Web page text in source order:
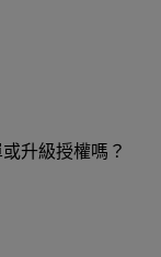
升級授權嗎？